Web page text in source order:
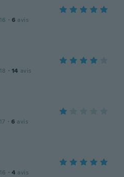
· 6 avis
· 14 avis
· 6 avis
· 4 avis